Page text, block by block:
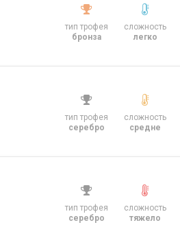
тип трофея
бронза
сложность
легко
тип трофея
серебро
сложность
средне
тип трофея
серебро
сложность
тяжело